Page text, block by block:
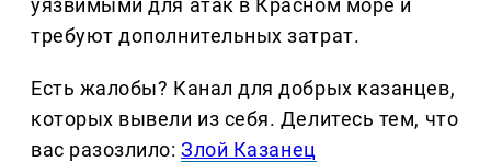
уязвимыми для атак в Красном море и
требуют дополнительных затрат.
Есть жалобы? Канал для добрых казанцев,
которых вывели из себя. Делитеcь тем, что
вас разозлило:Злой Казанец